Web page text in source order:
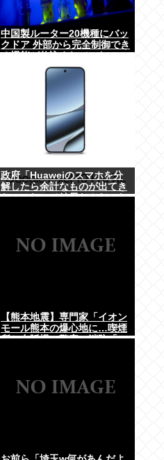
中国製ルーター20機種にバッ
クドア 外部から完全制御でき
政府「Huaweiのスマホを分
解したら余計なものが出てき
た」これって結局なんだった
【熊本地震】専門家「イオン
モール熊本の爆心地に…喫煙
所と自販機」警察・消防「」